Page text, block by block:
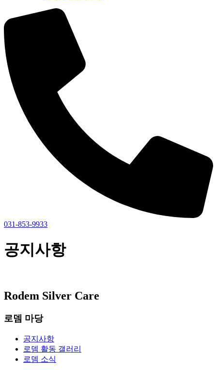
031-853-9933
공지사항
Rodem Silver Care
로뎀 마당
공지사항
로뎀 활동 갤러리
로뎀 소식